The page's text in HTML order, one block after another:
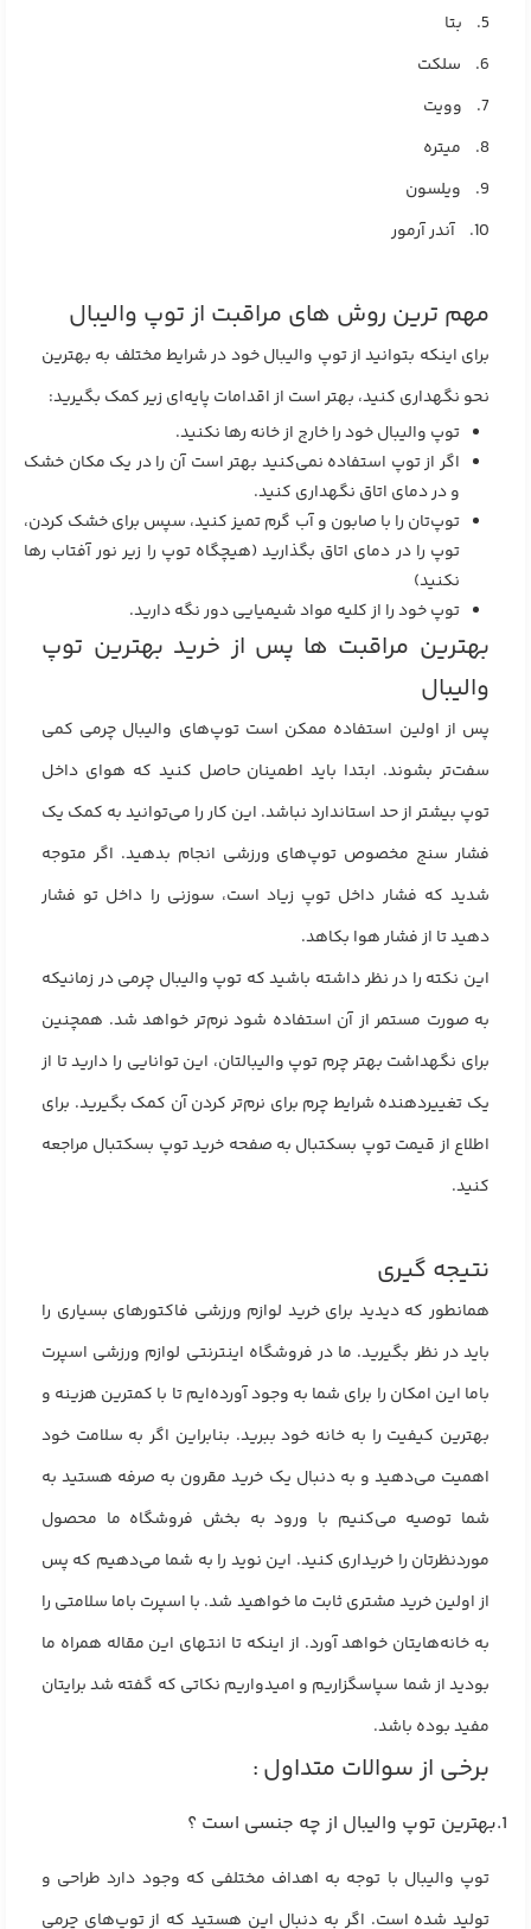
5. بتا
6. سلکت
7. وویت
8. میتره
9. ویلسون
10. آندر آرمور
مهم ترین روش‌ های مراقبت از توپ والیبال
برای اینکه بتوانید از توپ والیبال خود در شرایط مختلف به بهترین
نحو نگهداری کنید، بهتر است از اقدامات پایه‌ای زیر کمک بگیرید:
توپ والیبال خود را خارج از خانه ر‌ها نکنید.
اگر از توپ استفاده نمی‌کنید بهتر است آن را در یک مکان خشک
و در دمای اتاق نگهداری کنید.
توپ‌تان را با صابون و آب گرم تمیز کنید، سپس برای خشک کردن،
توپ را در دمای اتاق بگذارید (هیچگاه توپ را زیر نور آفتاب ر‌ها
نکنید)
توپ خود را از کلیه مواد شیمیایی دور نگه دارید.
بهترین مراقبت‌ ها پس از خرید بهترین توپ
والیبال
پس از اولین استفاده ممکن است توپ‌های والیبال چرمی کمی
سفت‌تر بشوند. ابتدا باید اطمینان حاصل کنید که هوای داخل
توپ بیشتر از حد استاندارد نباشد. این کار را می‌توانید به کمک یک
فشار سنج مخصوص توپ‌های ورزشی انجام بدهید. اگر متوجه
شدید که فشار داخل توپ زیاد است، سوزنی را داخل تو فشار
دهید تا از فشار هوا بکاهد.
این نکته را در نظر داشته باشید که توپ والیبال چرمی در زمانیکه
به صورت مستمر از آن استفاده شود نرم‌تر خواهد شد. همچنین
برای نگهداشت بهتر چرم توپ والیبالتان، این توانایی را دارید تا از
یک تغییر‌دهنده شرایط چرم برای نرم‌تر کردن آن کمک بگیرید. برای
اطلاع از قیمت توپ بسکتبال به صفحه خرید توپ بسکتبال مراجعه
کنید.
نتیجه‌ گیری
همانطور که دیدید برای خرید لوازم ورزشی فاکتور‌های بسیاری را
باید در نظر بگیرید. ما در فروشگاه اینترنتی لوازم ورزشی اسپرت
باما این امکان را برای شما به وجود آورده‌ایم تا با کمترین هزینه و
بهترین کیفیت را به خانه خود ببرید. بنابراین اگر به سلامت خود
اهمیت می‌دهید و به دنبال یک خرید مقرون به صرفه هستید به
شما توصیه می‌کنیم با ورود به بخش فروشگاه ما محصول
موردنظرتان را خریداری کنید. این نوید را به شما می‌دهیم که پس
از اولین خرید مشتری ثابت ما خواهید شد. با اسپرت باما سلامتی را
به خانه‌هایتان خواهد آورد. از اینکه تا انتهای این مقاله همراه ما
بودید از شما سپاسگزاریم و امیدواریم نکاتی که گفته شد برایتان
مفید بوده باشد.
برخی از سوالات متداول :
1.بهترین توپ والیبال از چه جنسی است ؟
توپ والیبال با توجه به اهداف مختلفی که وجود دارد طراحی و
تولید شده است. اگر به دنبال این هستید که از توپ‌های چرمی